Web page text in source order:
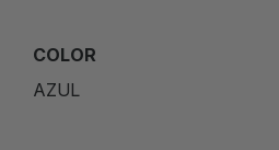
COLOR
AZUL